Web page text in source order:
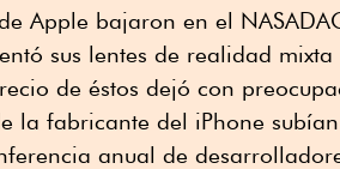
Apple bajaron en el
sus lentes de realidad
de éstos dejó con
la fabricante del iPhone
anual de